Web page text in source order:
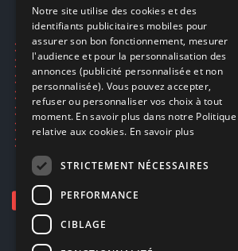
Ecogaming
Expédition & retours
Confidentialité
Conditions générales
EA Sport UFC 6
Call of Duty: Modern Warfare 4
Rachat et revente de jeux en cash
ENGLISH
Notre site utilise des cookies et des
identifiants publicitaires mobiles pour
assurer son bon fonctionnement, mesurer
l'audience et pour la personnalisation des
annonces (publicité personnalisée et non
personnalisée). Vous pouvez accepter,
refuser ou personnaliser vos choix à tout
moment. En savoir plus dans notre Politique
relative aux cookies. En savoir plus
STRICTEMENT NÉCESSAIRES
PERFORMANCE
CIBLAGE